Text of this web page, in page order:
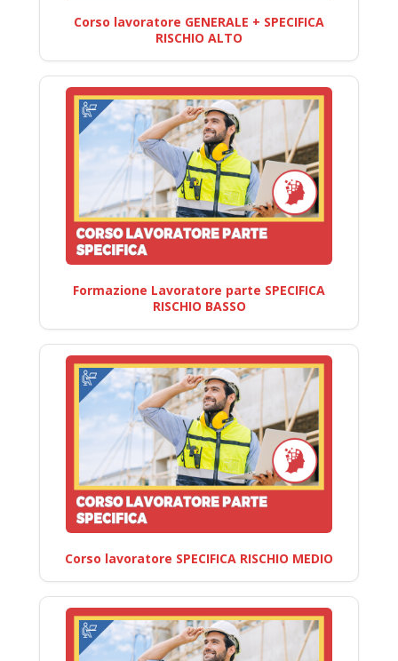
Corso lavoratore GENERALE + SPECIFICA
RISCHIO ALTO
Formazione Lavoratore parte SPECIFICA
RISCHIO BASSO
Corso lavoratore SPECIFICA RISCHIO MEDIO